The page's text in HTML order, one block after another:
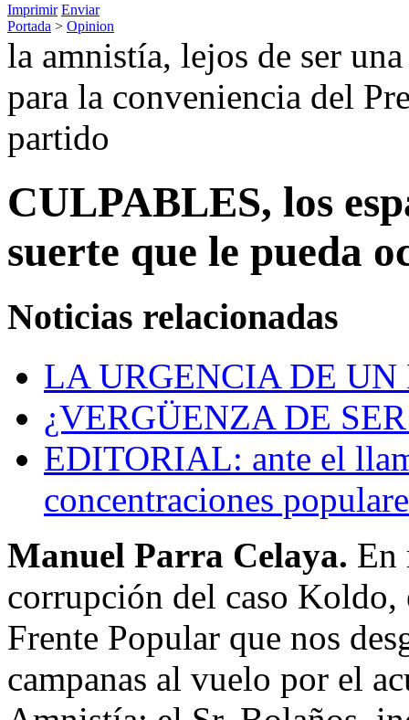
Imprimir Enviar
Portada > Opinion
la amnistía, lejos de ser
para la conveniencia del
partido
CULPABLES, los
suerte que le pueda
Noticias relacionadas
LA URGENCIA DE
¿VERGÜENZA DE
EDITORIAL: ante el
concentraciones
Manuel Parra Celaya. En
corrupción del caso
Frente Popular que nos
campanas al vuelo por el